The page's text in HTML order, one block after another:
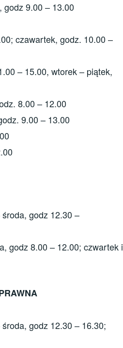
godz 9.00 – 13.00
czawartek, godz. 10.00 –
– 15.00, wtorek – piątek,
8.00 – 12.00
9.00 – 13.00
środa, godz 12.30 –
godz 8.00 – 12.00; czwartek i
środa, godz 12.30 – 16.30;